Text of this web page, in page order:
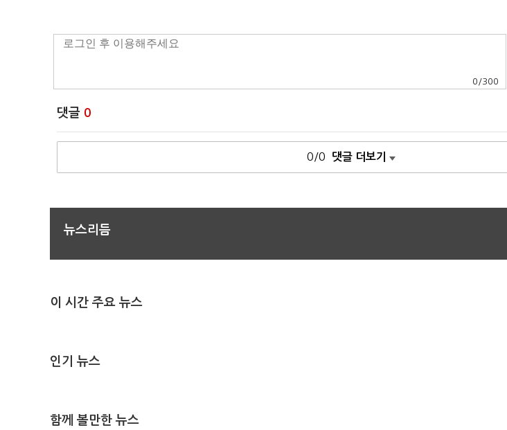
0 /300
댓글 0
0/0 댓글 더보기
뉴스리듬
이 시간 주요 뉴스
인기 뉴스
함께 볼만한 뉴스